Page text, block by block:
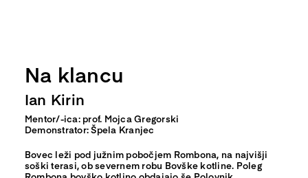
Na klancu
Ian Kirin
Mentor/-ica: prof. Mojca Gregorski
Demonstrator: Špela Kranjec
Bovec leži pod južnim pobočjem Rombona, na najvišji
soški terasi, ob severnem robu Bovške kotline. Poleg